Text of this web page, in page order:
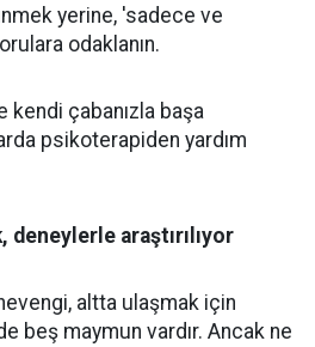
yerine, 'sadece ve
odaklanın.
çabanızla başa
psikoterapiden yardım
araştırılıyor
altta ulaşmak için
beş maymun vardır. Ancak ne